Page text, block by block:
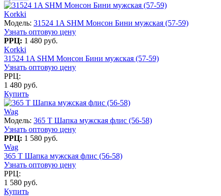
Korkki
Модель: 31524 1A SHM Монсон Бини мужская (57-59)
Узнать оптовую цену
РРЦ: 1 480 руб.
Korkki
31524 1A SHM Монсон Бини мужская (57-59)
Узнать оптовую цену
РРЦ:
1 480 руб.
Купить
Wag
Модель: 365 T Шапка мужская флис (56-58)
Узнать оптовую цену
РРЦ: 1 580 руб.
Wag
365 T Шапка мужская флис (56-58)
Узнать оптовую цену
РРЦ:
1 580 руб.
Купить